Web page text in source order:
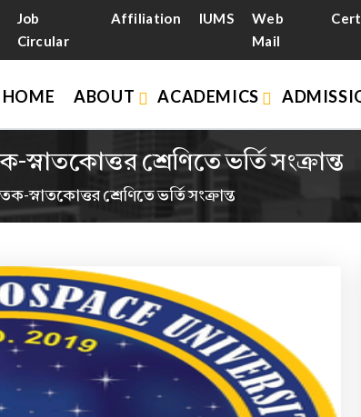
Job
Circular
Affiliation IUMS
Web
Mail
HOME ABOUT ACADEMICS
স্নাতকোত্তর শ্রেণিতে ভর্তি সংক্রান্ত
স্নাতকোত্তর শ্রেণিতে ভর্তি সংক্রান্ত